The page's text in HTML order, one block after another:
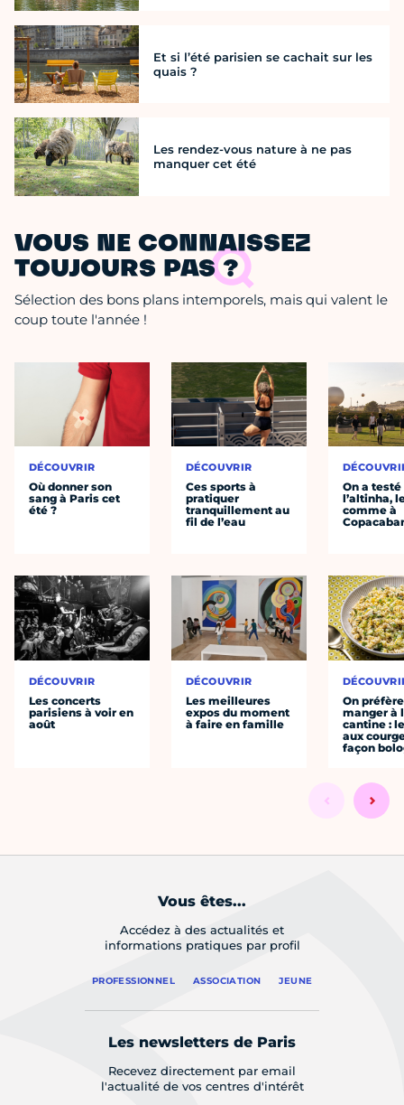
Et si l’été parisien se cachait sur les
quais ?
Les rendez-vous nature à ne pas
manquer cet été
VOUS NE CONNAISSEZ
TOUJOURS PAS ?
Sélection des bons plans intemporels, mais qui valent le
coup toute l'année !
DÉCOUVRIR
Où donner son
sang à Paris cet
été ?
DÉCOUVRIR
Les concerts
parisiens à voir en
août
DÉCOUVRIR
Ces sports à
pratiquer
tranquillement au
fil de l’eau
DÉCOUVRIR
Les meilleures
expos du moment
à faire en famille
On a testé
l’altinha,
comme à
On préfère
manger à
cantine :
aux
façon
Vous êtes...
Accédez à des actualités et
informations pratiques par profil
PROFESSIONNEL ASSOCIATION JEUNE
Les newsletters de Paris
Recevez directement par email
l'actualité de vos centres d'intérêt